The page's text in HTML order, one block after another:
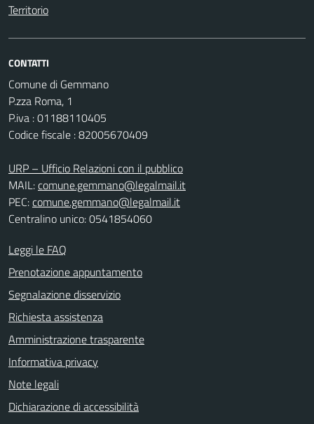
Territorio
CONTATTI
Comune di Gemmano
P.zza Roma, 1
P.iva : 01188110405
Codice fiscale : 82005670409
URP – Ufficio Relazioni con il pubblico
MAIL:comune.gemmano@legalmail.it
PEC:comune.gemmano@legalmail.it
Centralino unico: 0541854060
Leggi le FAQ
Prenotazione appuntamento
Segnalazione disservizio
Richiesta assistenza
Amministrazione trasparente
Informativa privacy
Note legali
Dichiarazione di accessibilità